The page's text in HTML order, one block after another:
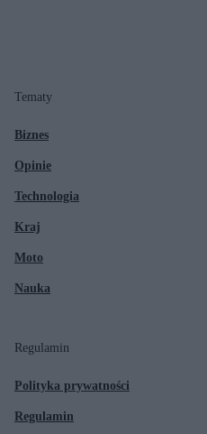
Tematy
Biznes
Opinie
Technologia
Kraj
Moto
Nauka
Regulamin
Polityka prywatności
Regulamin